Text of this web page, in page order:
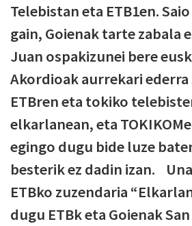
Telebistan eta ETB1en.
gain, Goienak tarte zabala
Juan ospakizunei bere
Akordioak aurrekari
ETBren eta tokiko
elkarlanean, eta
egingo dugu bide luze
besterik ez dadin izan.
ETBko zuzendaria
dugu ETBk eta Goienak